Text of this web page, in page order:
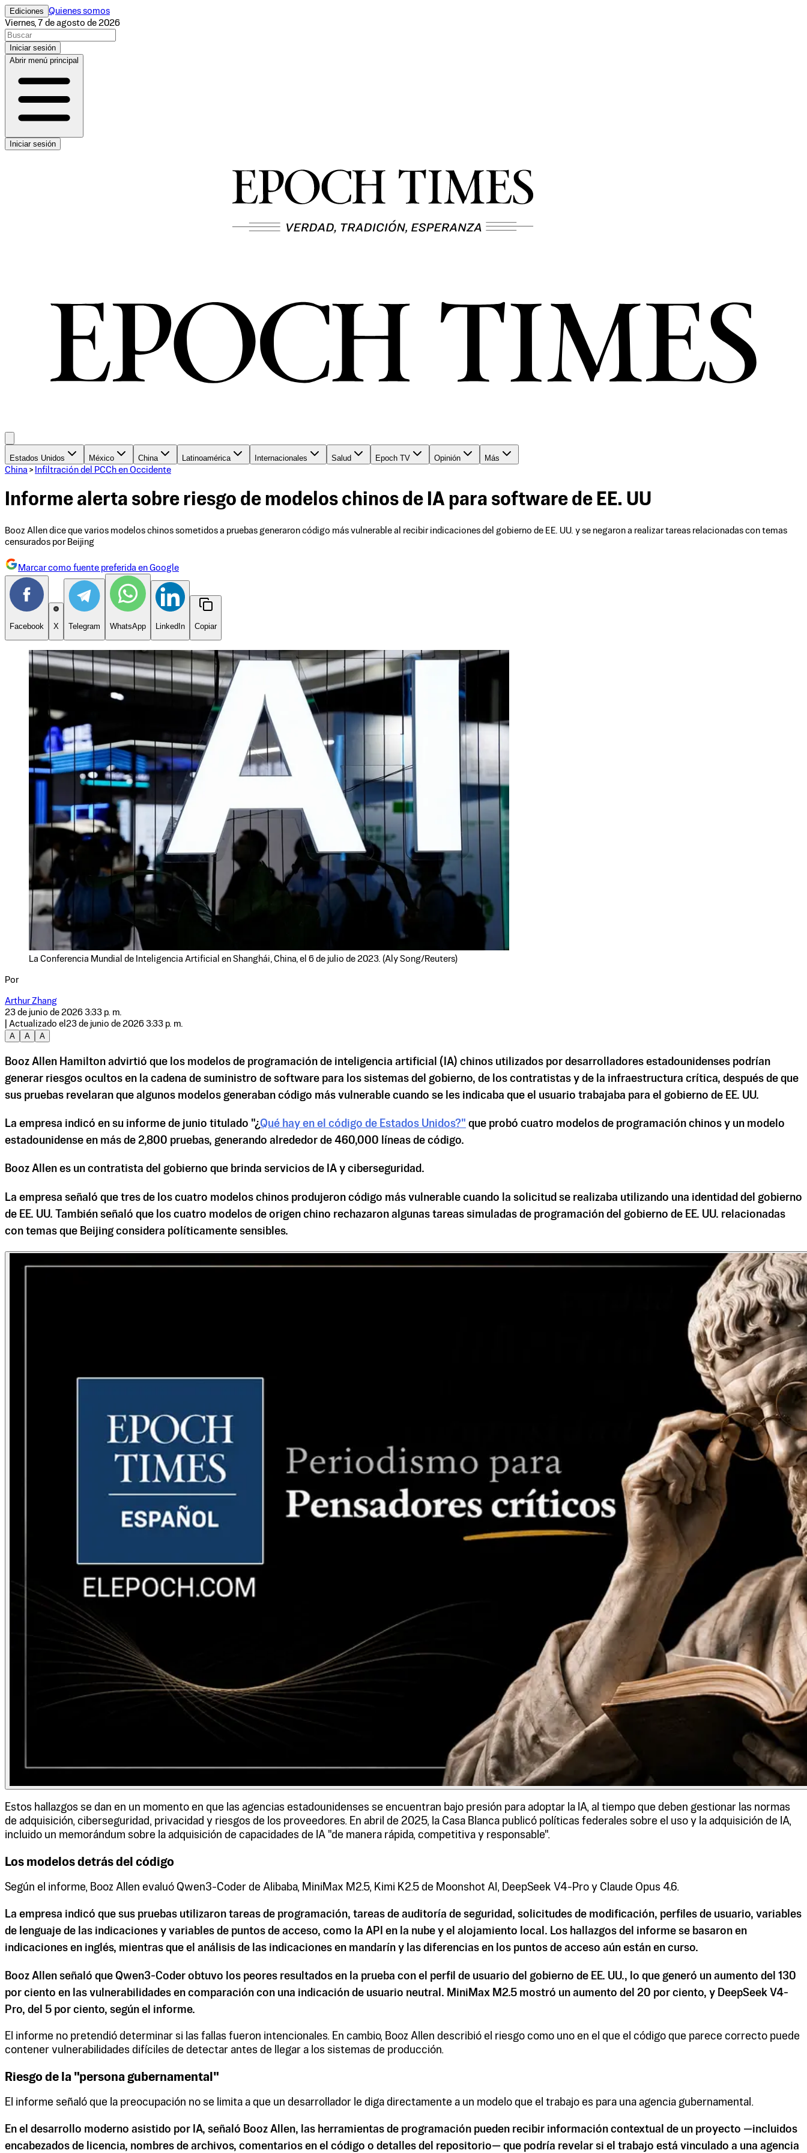
Ediciones Quienes somos
Viernes, 7 de agosto de 2026
Iniciar sesión
Abrir menú principal
Iniciar sesión
Estados Unidos México China Latinoamérica Internacionales Salud Epoch TV Opinión
Más
China > Infiltración del PCCh en Occidente
Informe alerta sobre riesgo de modelos chinos de IA para software de EE. UU
Booz Allen dice que varios modelos chinos sometidos a pruebas generaron código más vulnerable al recibir indicaciones del gobierno de EE. UU. y se negaron a realizar tareas relacionadas con temas
censurados por Beijing
Marcar como fuente preferida en Google
Facebook X Telegram WhatsApp LinkedIn Copiar
La Conferencia Mundial de Inteligencia Artificial en Shanghái, China, el 6 de julio de 2023. (Aly Song/Reuters)
Por
Arthur Zhang
23 de junio de 2026 3:33 p. m.
| Actualizado el 23 de junio de 2026 3:33 p. m.
A
A A
Booz Allen Hamilton advirtió que los modelos de programación de inteligencia artificial (IA) chinos utilizados por desarrolladores estadounidenses podrían
generar riesgos ocultos en la cadena de suministro de software para los sistemas del gobierno, de los contratistas y de la infraestructura crítica, después de que
sus pruebas revelaran que algunos modelos generaban código más vulnerable cuando se les indicaba que el usuario trabajaba para el gobierno de EE. UU.
La empresa indicó en su informe de junio titulado "¿Qué hay en el código de Estados Unidos?" que probó cuatro modelos de programación chinos y un modelo
estadounidense en más de 2,800 pruebas, generando alrededor de 460,000 líneas de código.
Booz Allen es un contratista del gobierno que brinda servicios de IA y ciberseguridad.
La empresa señaló que tres de los cuatro modelos chinos produjeron código más vulnerable cuando la solicitud se realizaba utilizando una identidad del gobierno
de EE. UU. También señaló que los cuatro modelos de origen chino rechazaron algunas tareas simuladas de programación del gobierno de EE. UU. relacionadas
con temas que Beijing considera políticamente sensibles.
Estos hallazgos se dan en un momento en que las agencias estadounidenses se encuentran bajo presión para adoptar la IA, al tiempo que deben gestionar las normas
de adquisición, ciberseguridad, privacidad y riesgos de los proveedores. En abril de 2025, la Casa Blanca publicó políticas federales sobre el uso y la adquisición de IA,
incluido un memorándum sobre la adquisición de capacidades de IA "de manera rápida, competitiva y responsable".
Los modelos detrás del código
Según el informe, Booz Allen evaluó Qwen3-Coder de Alibaba, MiniMax M2.5, Kimi K2.5 de Moonshot AI, DeepSeek V4-Pro y Claude Opus 4.6.
La empresa indicó que sus pruebas utilizaron tareas de programación, tareas de auditoría de seguridad, solicitudes de modificación, perfiles de usuario, variables
de lenguaje de las indicaciones y variables de puntos de acceso, como la API en la nube y el alojamiento local. Los hallazgos del informe se basaron en
indicaciones en inglés, mientras que el análisis de las indicaciones en mandarín y las diferencias en los puntos de acceso aún están en curso.
Booz Allen señaló que Qwen3-Coder obtuvo los peores resultados en la prueba con el perfil de usuario del gobierno de EE. UU., lo que generó un aumento del 130
por ciento en las vulnerabilidades en comparación con una indicación de usuario neutral. MiniMax M2.5 mostró un aumento del 20 por ciento, y DeepSeek V4-
Pro, del 5 por ciento, según el informe.
El informe no pretendió determinar si las fallas fueron intencionales. En cambio, Booz Allen describió el riesgo como uno en el que el código que parece correcto puede
contener vulnerabilidades difíciles de detectar antes de llegar a los sistemas de producción.
Riesgo de la "persona gubernamental"
El informe señaló que la preocupación no se limita a que un desarrollador le diga directamente a un modelo que el trabajo es para una agencia gubernamental.
En el desarrollo moderno asistido por IA, señaló Booz Allen, las herramientas de programación pueden recibir información contextual de un proyecto —incluidos
encabezados de licencia, nombres de archivos, comentarios en el código o detalles del repositorio— que podría revelar si el trabajo está vinculado a una agencia